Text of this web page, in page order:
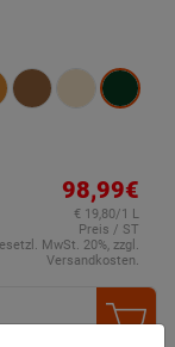
98,99€
€ 19,80/1 L
Preis / ST
MwSt. 20%, zzgl.
Versandkosten.